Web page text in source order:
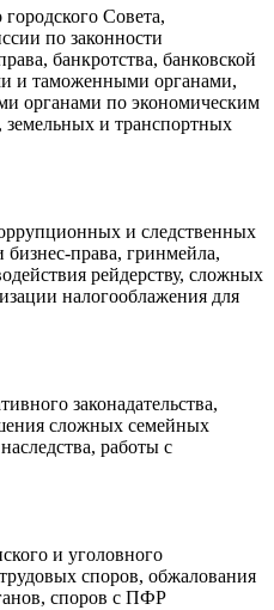
Совета,
по законности
банкротства, банковской
и таможенными органами,
органами по экономическим
земельных и транспортных
и следственных
бизнес-права, гринмейла,
рейдерству, сложных
налогооблажения для
законадательства,
сложных семейных
работы с
и уголовного
споров, обжалования
споров с ПФР